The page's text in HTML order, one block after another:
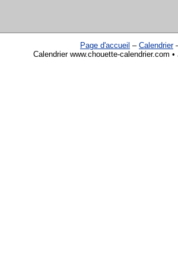
Page d'accueil – Calendrier
Calendrier www.chouette-calendrier.com